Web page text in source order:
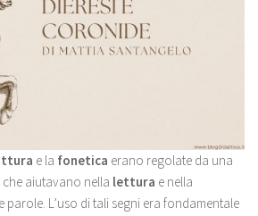
e la fonetica erano regolate da una
che aiutavano nella lettura e nella
parole. L’uso di tali segni era fondamentale